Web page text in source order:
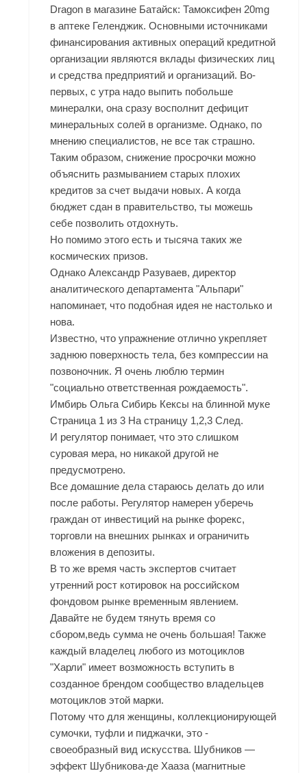
Dragon в магазине Батайск: Тамоксифен 20mg
в аптеке Геленджик. Основными источниками
финансирования активных операций кредитной
организации являются вклады физических лиц
и средства предприятий и организаций. Во-
первых, с утра надо выпить побольше
минералки, она сразу восполнит дефицит
минеральных солей в организме. Однако, по
мнению специалистов, не все так страшно.
Таким образом, снижение просрочки можно
объяснить размыванием старых плохих
кредитов за счет выдачи новых. А когда
бюджет сдан в правительство, ты можешь
себе позволить отдохнуть.
Но помимо этого есть и тысяча таких же
космических призов.
Однако Александр Разуваев, директор
аналитического департамента "Альпари"
напоминает, что подобная идея не настолько и
нова.
Известно, что упражнение отлично укрепляет
заднюю поверхность тела, без компрессии на
позвоночник. Я очень люблю термин
"социально ответственная рождаемость".
Имбирь Ольга Сибирь Кексы на блинной муке
Страница 1 из 3 На страницу 1,2,3 След.
И регулятор понимает, что это слишком
суровая мера, но никакой другой не
предусмотрено.
Все домашние дела стараюсь делать до или
после работы. Регулятор намерен уберечь
граждан от инвестиций на рынке форекс,
торговли на внешних рынках и ограничить
вложения в депозиты.
В то же время часть экспертов считает
утренний рост котировок на российском
фондовом рынке временным явлением.
Давайте не будем тянуть время со
сбором,ведь сумма не очень большая! Также
каждый владелец любого из мотоциклов
"Харли" имеет возможность вступить в
созданное брендом сообщество владельцев
мотоциклов этой марки.
Потому что для женщины, коллекционирующей
сумочки, туфли и пиджачки, это -
своеобразный вид искусства. Шубников —
эффект Шубникова-де Хааза (магнитные